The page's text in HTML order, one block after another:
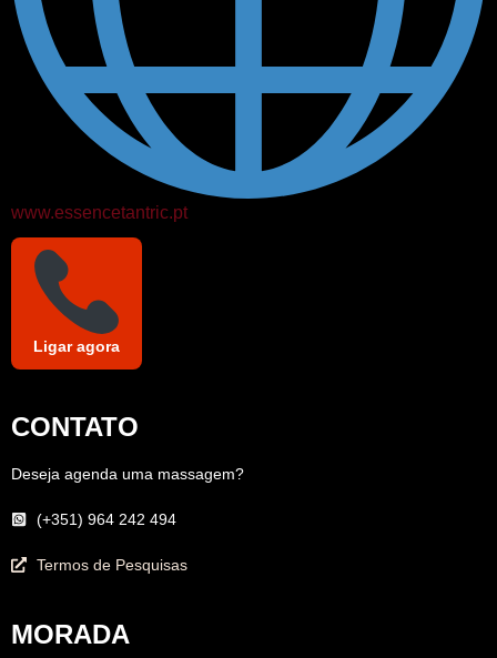
www.essencetantric.pt
Ligar agora
CONTATO
Deseja agenda uma massagem?
(+351) 964 242 494
Termos de Pesquisas
MORADA